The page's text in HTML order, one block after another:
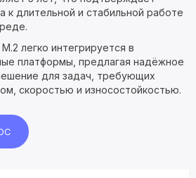
к длительной и стабильной работе
легко интегрируется в
платформы, предлагая надёжное
для задач, требующих
скоростью и износостойкостью.